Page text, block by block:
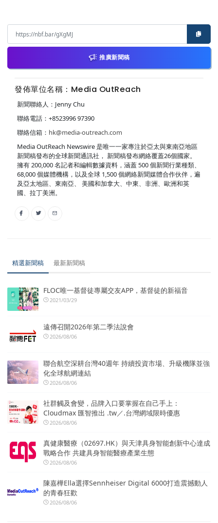
推廣新聞稿
發佈單位名稱：Media OutReach
新聞聯絡人：Jenny Chu
聯絡電話：+8523996 97390
聯絡信箱： hk@media-outreach.com
Media OutReach Newswire 是唯一一家專注於亞太與東南亞地區
新聞稿發布的全球新聞通訊社， 新聞稿發布網絡覆蓋26個國家。
擁有 200,000 名記者和編輯數據資料，涵蓋 500 個新聞行業種類、
68,000 個媒體機構，以及全球 1,500 個網絡新聞媒體合作伙伴，遍
及亞太地區、東南亞、 美國和加拿大、中東、非洲、歐洲和英
國、拉丁美洲。
精選新聞稿 最新新聞稿
FLOC唯一基督徒專屬交友APP，基督徒的新福音
2021/03/29
遠傳召開2026年第二季法說會
2026/08/06
聯合航空深耕台灣40週年 持續投資市場、升級機隊並強
化全球航網連結
2026/08/06
社群觸及會變，品牌入口要掌握在自己手上：
Cloudmax 匯智推出 .tw／.台灣網域限時優惠
2026/08/06
真健康醫療（02697.HK）與天津具身智能創新中心達成
戰略合作 共建具身智能醫療產業生態
2026/08/06
陳嘉樺Ella選擇Sennheiser Digital 6000打造震撼動人
的青春狂歡
2026/08/06